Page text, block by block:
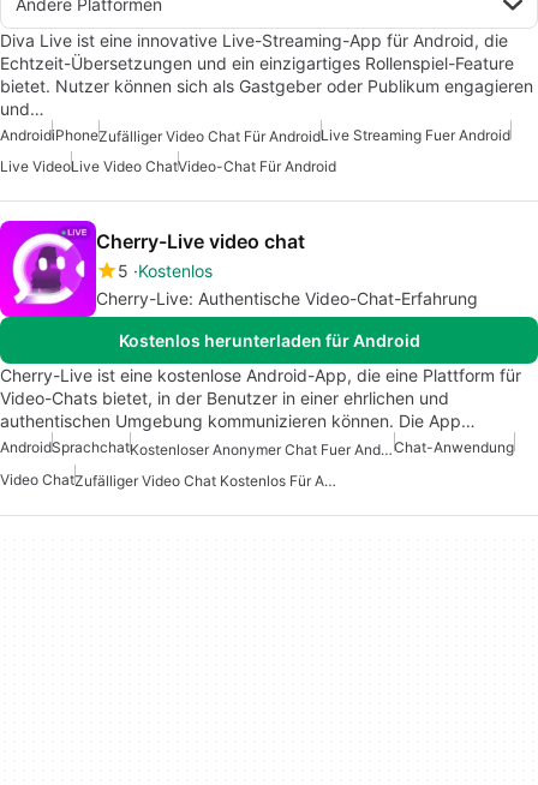
Andere Platformen
Diva Live ist eine innovative Live-Streaming-App für Android, die
Echtzeit-Übersetzungen und ein einzigartiges Rollenspiel-Feature
bietet. Nutzer können sich als Gastgeber oder Publikum engagieren
und…
AndroidiPhoneZufälliger Video Chat Für AndroidLive Streaming Fuer Android
Live VideoLive Video ChatVideo-Chat Für Android
Cherry-Live video chat
5 Kostenlos
Cherry-Live: Authentische Video-Chat-Erfahrung
Kostenlos herunterladen für Android
Cherry-Live ist eine kostenlose Android-App, die eine Plattform für
Video-Chats bietet, in der Benutzer in einer ehrlichen und
authentischen Umgebung kommunizieren können. Die App…
AndroidSprachchat Kostenloser Anonymer Chat Fuer AndroidChat-Anwendung
Video Chat
Zufälliger Video Chat Kostenlos Für Android